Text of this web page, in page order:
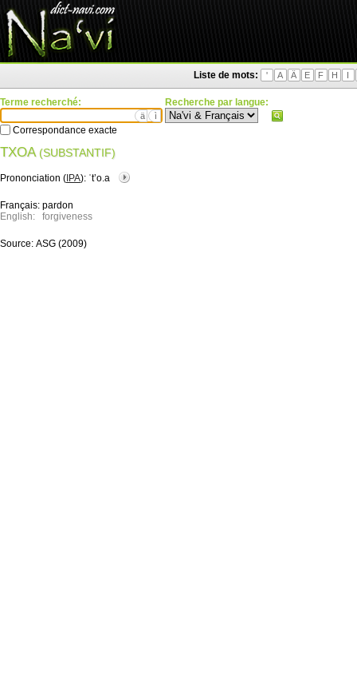
Liste de mots: ' A Ä E F H I
Terme recherché:
ä ì
Correspondance exacte
Recherche par langue:
TXOA (SUBSTANTIF)
Prononciation ( IPA): ˈtʼo.a
Français: pardon
English:
forgiveness
Source: ASG (2009)